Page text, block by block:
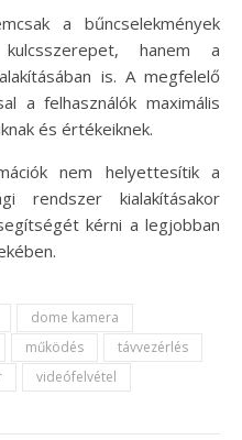
a bűncselekmények
hanem a
is. A megfelelő
a felhasználók maximális
és értékeiknek.
nem helyettesítik a
rendszer kialakításakor
kérni a legjobban
dome kamera
működés
távvezérlés
videófelvétel